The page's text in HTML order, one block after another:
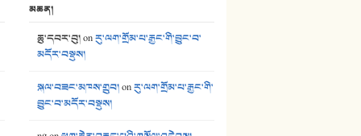
མཆན།
ཆུ་དབར་བུ།onརུ་ལག་གྲོམ་པ་རྒྱང་གི་བྱུང་བ་
མདོར་བསྡུས།
སྐལ་བཟང་མཁས་གྲུབ།onརུ་ལག་གྲོམ་པ་རྒྱང་གི་
བྱུང་བ་མདོར་བསྡུས།